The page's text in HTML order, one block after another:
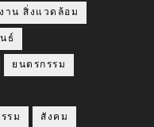
าน สิ่งแวดล้อม
ธ์
ยนตรกรรม
รม สังคม